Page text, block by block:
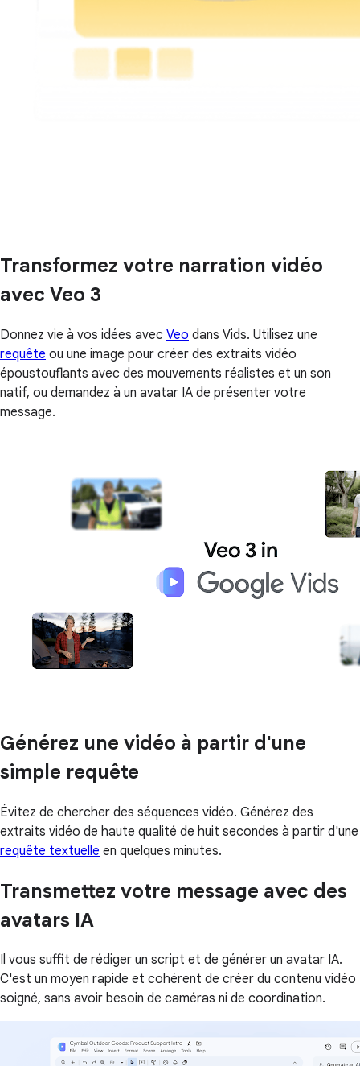
Transformez votre narration vidéo
avec Veo 3
Donnez vie à vos idées avec Veo dans Vids. Utilisez une
requête ou une image pour créer des extraits vidéo
époustouflants avec des mouvements réalistes et un son
natif, ou demandez à un avatar IA de présenter votre
message.
Générez une vidéo à partir d'une
simple requête
Évitez de chercher des séquences vidéo. Générez des
extraits vidéo de haute qualité de huit secondes à partir d'une
requête textuelle en quelques minutes.
Transmettez votre message avec des
avatars IA
Il vous suffit de rédiger un script et de générer un avatar IA.
C'est un moyen rapide et cohérent de créer du contenu vidéo
soigné, sans avoir besoin de caméras ni de coordination.